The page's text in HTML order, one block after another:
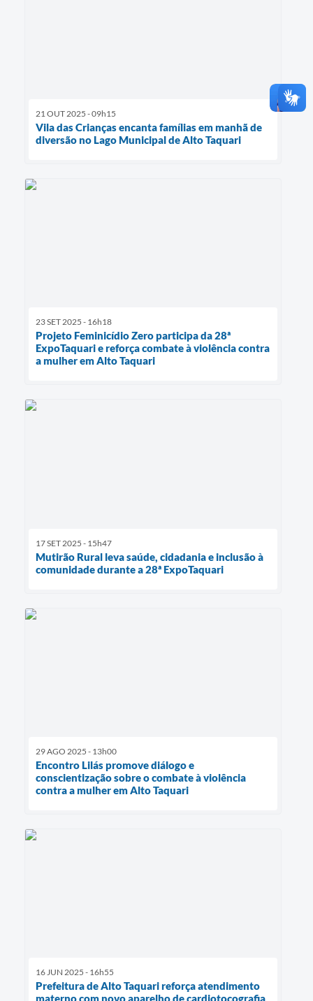
21 OUT 2025 - 09h15
Vila das Crianças encanta famílias em manhã de
diversão no Lago Municipal de Alto Taquari
23 SET 2025 - 16h18
Projeto Feminicídio Zero participa da 28ª
ExpoTaquari e reforça combate à violência contra
a mulher em Alto Taquari
17 SET 2025 - 15h47
Mutirão Rural leva saúde, cidadania e inclusão à
comunidade durante a 28ª ExpoTaquari
29 AGO 2025 - 13h00
Encontro Lilás promove diálogo e
conscientização sobre o combate à violência
contra a mulher em Alto Taquari
16 JUN 2025 - 16h55
Prefeitura de Alto Taquari reforça atendimento
materno com novo aparelho de cardiotocografia